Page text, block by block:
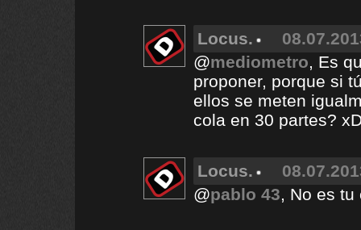
Locus.
@mediometro, Es
proponer, porque si
ellos se meten
cola en 30 partes?
Locus.
@pablo 43, No es tu